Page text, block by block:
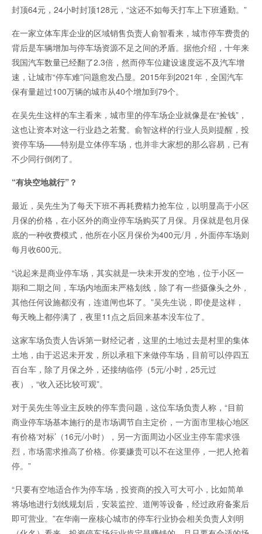
封顶64元，24小时封顶128元，“这还不如每天打车上下班通勤。”
在一家立体车库企业的区域销售负责人俞智看来，城市停车费贵的
背后是车辆增加与停车场资源不足之间的矛盾。据他介绍，十年来
我国汽车数量已经翻了2.3倍，然而停车位建设速度远不及汽车增
速，让城市“停车难”问题愈发凸显。2015年到2021年，全国汽车
保有量超过100万辆的城市从40个增加到79个。
在吴先生这样的车主看来，城市里的停车场企业就像是在“捡钱”，
这也让资本对这一行业趋之若鹜。俞智这样的行业人员则提醒，投
资停车场——特别是立体停车场，也并非大家想的那么容易，已有
不少同行倒闭了。
“有块空地就行”？
最近，吴先生为了每天下班不再耗费精力抢车位，以明显高于小区
月保的价格，在小区外的商业停车场购买了月保。月保就是包月保
底的一种收费模式，他所在小区月保价为400元/月，外面停车场则
每月收600元。
“说起来是商业停车场，其实就是一块未开发的空地，位于小区一
期和二期之间，车场内地面未严格划线，除了有一些摄像头之外，
其他任何设施都没有，连道闸也坏了。”吴先生说，即使是这样，
每天晚上都停满了，夜里11点之后回来基本没车位了。
这家车场负责人告诉第一财经记者，这里的土地过去是村里的集体
土地，由于迟迟未开发，所以承租下来做停车场，目前可以停四五
百台车，除了月保之外，还接纳临停（5元/小时，25元过
夜），“收入还比较可观”。
对于吴先生等业主反映的停车贵问题，这位车场负责人称，“目前
商业停车场基本施行的是市场调节自主定价，一方面市里核心地区
有价格‘对标’（16元/小时），另一方面周边小区业主停车需求强
烈，市场需求推高了价格。你要嫌贵可以不在这里停，一把人抢着
停。”
“只要有空地适合作为停车场，投资商的投入可大可小，比如简单
将场地进行划线规划后，安装监控、道闸等设备，经过政府备案后
即可营业。”在华南一座核心城市的停车行业协会相关负责人刘明